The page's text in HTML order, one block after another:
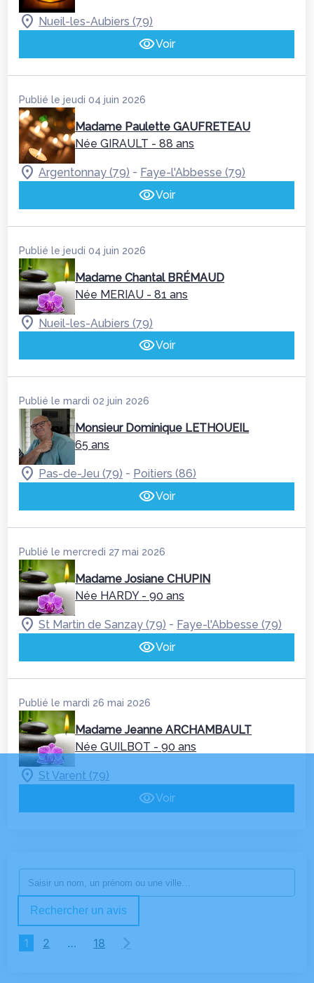
Nueil-les-Aubiers (79)
Voir
Publié le jeudi 04 juin 2026
Madame Paulette GAUFRETEAU
Née GIRAULT - 88 ans
Argentonnay (79) - Faye-l'Abbesse (79)
Voir
Publié le jeudi 04 juin 2026
Madame Chantal BRÉMAUD
Née MERIAU - 81 ans
Nueil-les-Aubiers (79)
Voir
Publié le mardi 02 juin 2026
Monsieur Dominique LETHOUEIL
65 ans
Pas-de-Jeu (79) - Poitiers (86)
Voir
Publié le mercredi 27 mai 2026
Madame Josiane CHUPIN
Née HARDY - 90 ans
St Martin de Sanzay (79) - Faye-l'Abbesse (79)
Voir
Publié le mardi 26 mai 2026
Madame Jeanne ARCHAMBAULT
Née GUILBOT - 90 ans
St Varent (79)
Voir
Rechercher un avis
1 2 … 18